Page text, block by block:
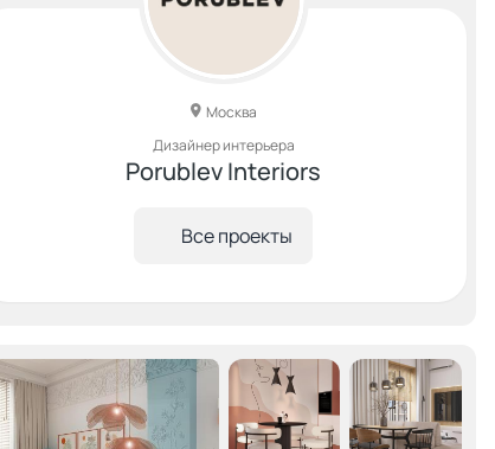
Москва
Дизайнер интерьера
Porublev Interiors
Все проекты